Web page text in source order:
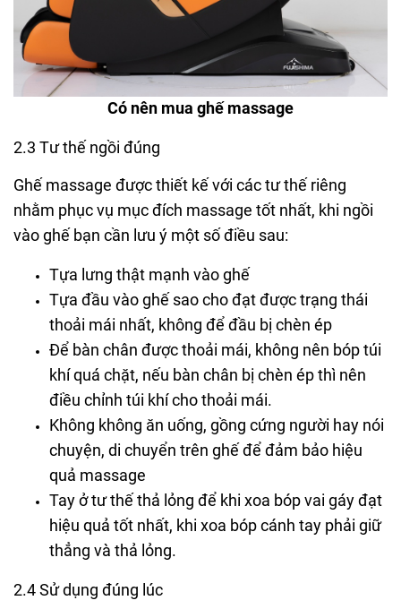
Có nên mua ghế massage
2.3 Tư thế ngồi đúng
Ghế massage được thiết kế với các tư thế riêng
nhằm phục vụ mục đích massage tốt nhất, khi ngồi
vào ghế bạn cần lưu ý một số điều sau:
Tựa lưng thật mạnh vào ghế
Tựa đầu vào ghế sao cho đạt được trạng thái
thoải mái nhất, không để đầu bị chèn ép
Để bàn chân được thoải mái, không nên bóp túi
khí quá chặt, nếu bàn chân bị chèn ép thì nên
điều chỉnh túi khí cho thoải mái.
Không không ăn uống, gồng cứng người hay nói
chuyện, di chuyển trên ghế để đảm bảo hiệu
quả massage
Tay ở tư thế thả lỏng để khi xoa bóp vai gáy đạt
hiệu quả tốt nhất, khi xoa bóp cánh tay phải giữ
thẳng và thả lỏng.
2.4 Sử dụng đúng lúc